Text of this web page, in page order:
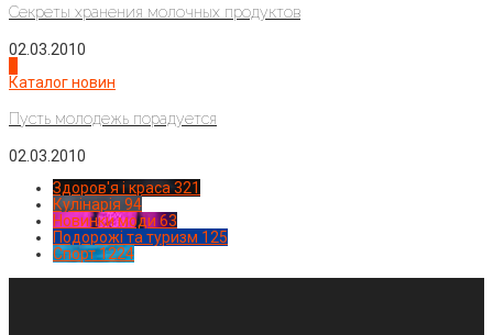
Секреты хранения молочных продуктов
02.03.2010
Каталог новин
Пусть молодежь порадуется
02.03.2010
Здоров'я і краса 321
Кулінарія 94
Новинки моди 63
Подорожі та туризм 125
Спорт1224